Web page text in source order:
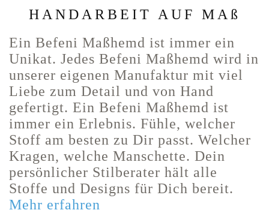
HANDARBEIT AUF MAß
Ein Befeni Maßhemd ist immer ein
Unikat. Jedes Befeni Maßhemd wird in
unserer eigenen Manufaktur mit viel
Liebe zum Detail und von Hand
gefertigt. Ein Befeni Maßhemd ist
immer ein Erlebnis. Fühle, welcher
Stoff am besten zu Dir passt. Welcher
Kragen, welche Manschette. Dein
persönlicher Stilberater hält alle
Stoffe und Designs für Dich bereit.
Mehr erfahren